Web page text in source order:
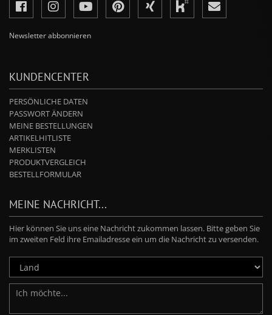
Newsletter abbonnieren
KUNDENCENTER
PERSÖNLICHE DATEN
PASSWORT ÄNDERN
MEINE BESTELLUNGEN
ARTIKELHITLISTE
MERKLISTEN
PRODUKTVERGLEICH
BESTELLFORMULAR
MEINE NACHRICHT...
Hier können Sie uns eine Nachricht zukommen lassen. Bitte geben Sie
im zweiten Feld ihre Emailadresse ein um die Nachricht zu versenden.